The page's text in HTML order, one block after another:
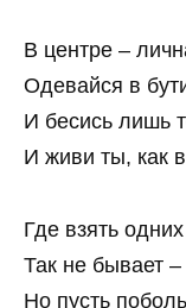
В центре –
Одевайся в
И бесись лишь
И живи ты, как
Где взять
Так не бывает –
Но пусть